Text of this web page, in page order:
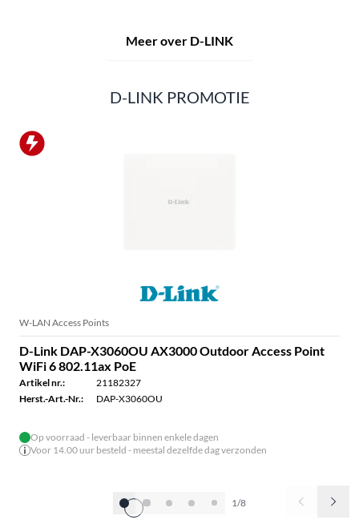
Meer over D-LINK
D-LINK PROMOTIE
W-LAN Access Points
D-Link DAP-X3060OU AX3000 Outdoor Access Point
WiFi 6 802.11ax PoE
Artikel nr.:
21182327
Herst.-Art.-Nr.:
DAP-X3060OU
Op voorraad - leverbaar binnen enkele dagen
Voor 14.00 uur besteld - meestal dezelfde dag verzonden
1/8